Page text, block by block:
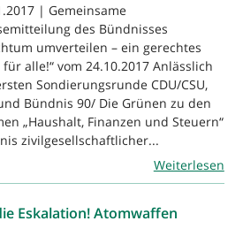
| Gemeinsame
des Bündnisses
umverteilen – ein gerechtes
für alle!“ vom 24.10.2017 Anlässlich
Sondierungsrunde CDU/CSU,
Bündnis 90/ Die Grünen zu den
„Haushalt, Finanzen und Steuern“
zivilgesellschaftlicher...
Weiterlesen
Eskalation! Atomwaffen